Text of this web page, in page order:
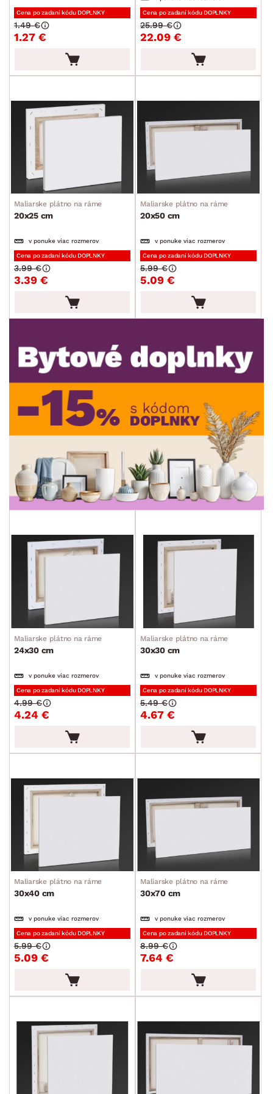
Kuchynské príslušenstvo
Kancelárske príslušenstvo
Ostatné bytové doplnky
Doplnky pre domácich miláčikov
Veľká noc
Sedacie súpravy a pohovky
Zostavy a steny
Drobný nábytok
Spotrebiče
FARBA
ROZMERY
max.
min. cm max.
SKLADOVOSŤ
Cena po zadaní kódu DOPLNKY
1.27 €
1.49 €
Cena po zadaní kódu DOPLNKY
22.09 €
25.99 €
Maliarske plátno na ráme
20x25 cm
v ponuke viac rozmerov
Cena po zadaní kódu DOPLNKY
3.39 €
3.99 €
Maliarske plátno na ráme
20x50 cm
v ponuke viac rozmerov
Cena po zadaní kódu DOPLNKY
5.09 €
5.99 €
Maliarske plátno na ráme
24x30 cm
v ponuke viac rozmerov
Cena po zadaní kódu DOPLNKY
4.24 €
4.99 €
Maliarske plátno na ráme
30x30 cm
v ponuke viac rozmerov
Cena po zadaní kódu DOPLNKY
4.67 €
5.49 €
Maliarske plátno na ráme
30x40 cm
v ponuke viac rozmerov
Cena po zadaní kódu DOPLNKY
5.09 €
5.99 €
Maliarske plátno na ráme
30x70 cm
v ponuke viac rozmerov
Cena po zadaní kódu DOPLNKY
7.64 €
8.99 €